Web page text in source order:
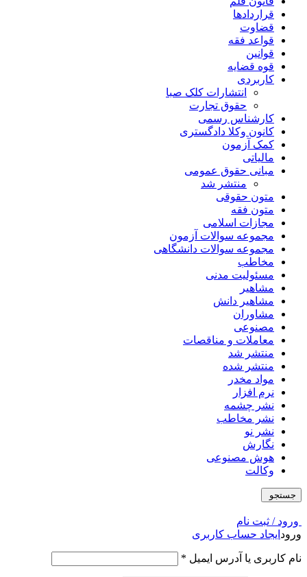
قراردادها
قضاوت
قواعد فقه
قوانین
قوه قضایه
کاربردی
انتشارات کلک صبا
حقوق تجارت
کارشناس رسمی
کانون وکلا دادگستری
کمک آزمون
مالیاتی
مبانی حقوق عمومی
منتشر شد
متون حقوقی
متون فقه
مجازات اسلامی
مجموعه سوالات آزمون
مجموعه سوالات دانشگاهی
مخاطب
مسئولیت مدنی
مشاهیر
مشاهیر دانش
مشاوران
مصنوعی
معاملات و مناقصات
منتشر شد
منتشر شده
مواد مخدر
نرم افزار
نشر چشمه
نشر مخاطب
نشر نو
نگارش
هوش مصنوعی
وکالت
جستجو
ورود / ثبت نام
ورود ایجاد حساب کاربری
نام کاربری یا آدرس ایمیل *